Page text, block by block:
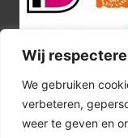
Wij
We gebruiken
verbeteren,
weer te geven en